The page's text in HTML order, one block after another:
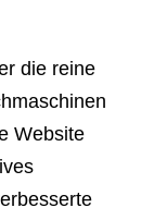
die reine
Website